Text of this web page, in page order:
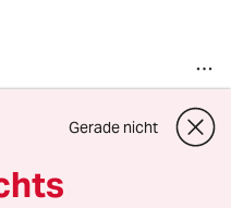
ich mich an die
und das Bankett in der
lassen. Das gibts doch
Diese
Gerade nicht